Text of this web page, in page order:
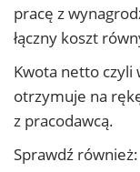
pracę z
łączny koszt
Kwota netto czyli
otrzymuje na
z pracodawcą.
Sprawdź również: